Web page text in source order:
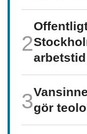
arbetstid
gör